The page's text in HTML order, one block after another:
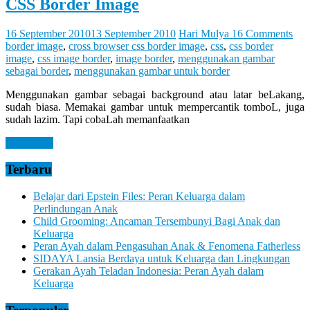
You
It
CSS Border Image
16 September 201013 September 2010 Hari Mulya 16 Comments
border image, cross browser css border image, css, css border
image, css image border, image border, menggunakan gambar
sebagai border, menggunakan gambar untuk border
Menggunakan gambar sebagai background atau latar beLakang,
sudah biasa. Memakai gambar untuk mempercantik tomboL, juga
sudah lazim. Tapi cobaLah memanfaatkan
Terbaru
Belajar dari Epstein Files: Peran Keluarga dalam
Perlindungan Anak
Child Grooming: Ancaman Tersembunyi Bagi Anak dan
Keluarga
Peran Ayah dalam Pengasuhan Anak & Fenomena Fatherless
SIDAYA Lansia Berdaya untuk Keluarga dan Lingkungan
Gerakan Ayah Teladan Indonesia: Peran Ayah dalam
Keluarga